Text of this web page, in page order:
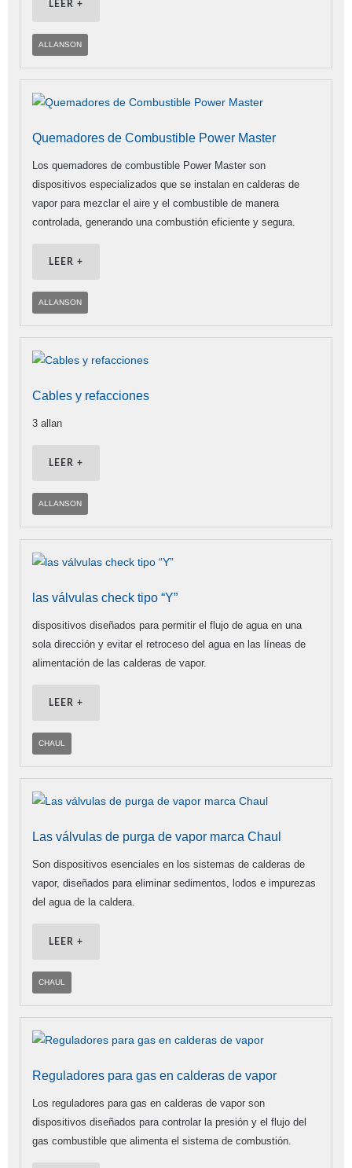
LEER +
ALLANSON
Quemadores de Combustible Power Master
Los quemadores de combustible Power Master son
dispositivos especializados que se instalan en calderas de
vapor para mezclar el aire y el combustible de manera
controlada, generando una combustión eficiente y segura.
LEER +
ALLANSON
Cables y refacciones
3 allan
LEER +
ALLANSON
las válvulas check tipo “Y”
dispositivos diseñados para permitir el flujo de agua en una
sola dirección y evitar el retroceso del agua en las líneas de
alimentación de las calderas de vapor.
LEER +
CHAUL
Las válvulas de purga de vapor marca Chaul
Son dispositivos esenciales en los sistemas de calderas de
vapor, diseñados para eliminar sedimentos, lodos e impurezas
del agua de la caldera.
LEER +
CHAUL
Reguladores para gas en calderas de vapor
Los reguladores para gas en calderas de vapor son
dispositivos diseñados para controlar la presión y el flujo del
gas combustible que alimenta el sistema de combustión.